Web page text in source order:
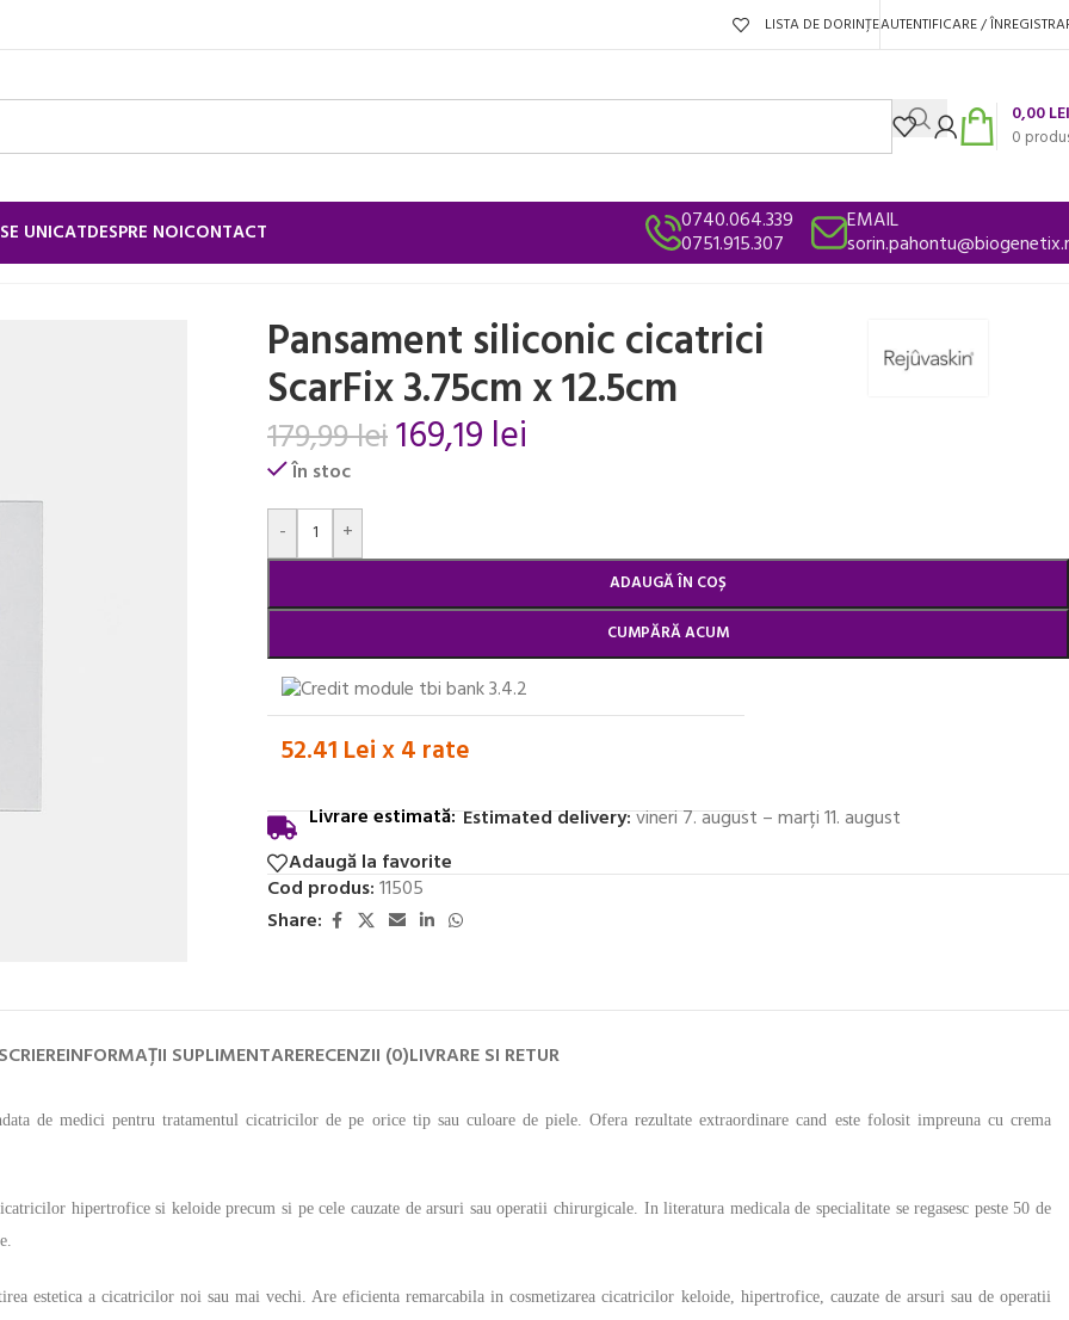
LISTA DE DORINȚEAUTENTIFICARE /
0
0,00LEI
UNICATDESPRE NOICONTACT 0740.064.339
0751.915.307
EMAIL
Pansament siliconic cicatrici
ScarFix 3.75cm x 12.5cm
179,99lei169,19 lei
În stoc
-
+
ADAUGĂ ÎN COȘ
CUMPĂRĂ ACUM
52.41 Lei x 4 rate
Alternative:
Livrare estimată: Estimated delivery:vineri 7. august – marți 11. august
Adaugă la favorite
Cod produs:11505
Share:
INFORMAȚII SUPLIMENTARERECENZII (0)LIVRARE SI RETUR
de medici pentru tratamentul cicatricilor de pe orice tip sau culoare de piele. Ofera rezultate extraordinare cand este folosit impreuna cu crema
hipertrofice si keloide precum si pe cele cauzate de arsuri sau operatii chirurgicale. In literatura medicala de specialitate se regasesc peste 50 de
estetica a cicatricilor noi sau mai vechi. Are eficienta remarcabila in cosmetizarea cicatricilor keloide, hipertrofice, cauzate de arsuri sau de operatii